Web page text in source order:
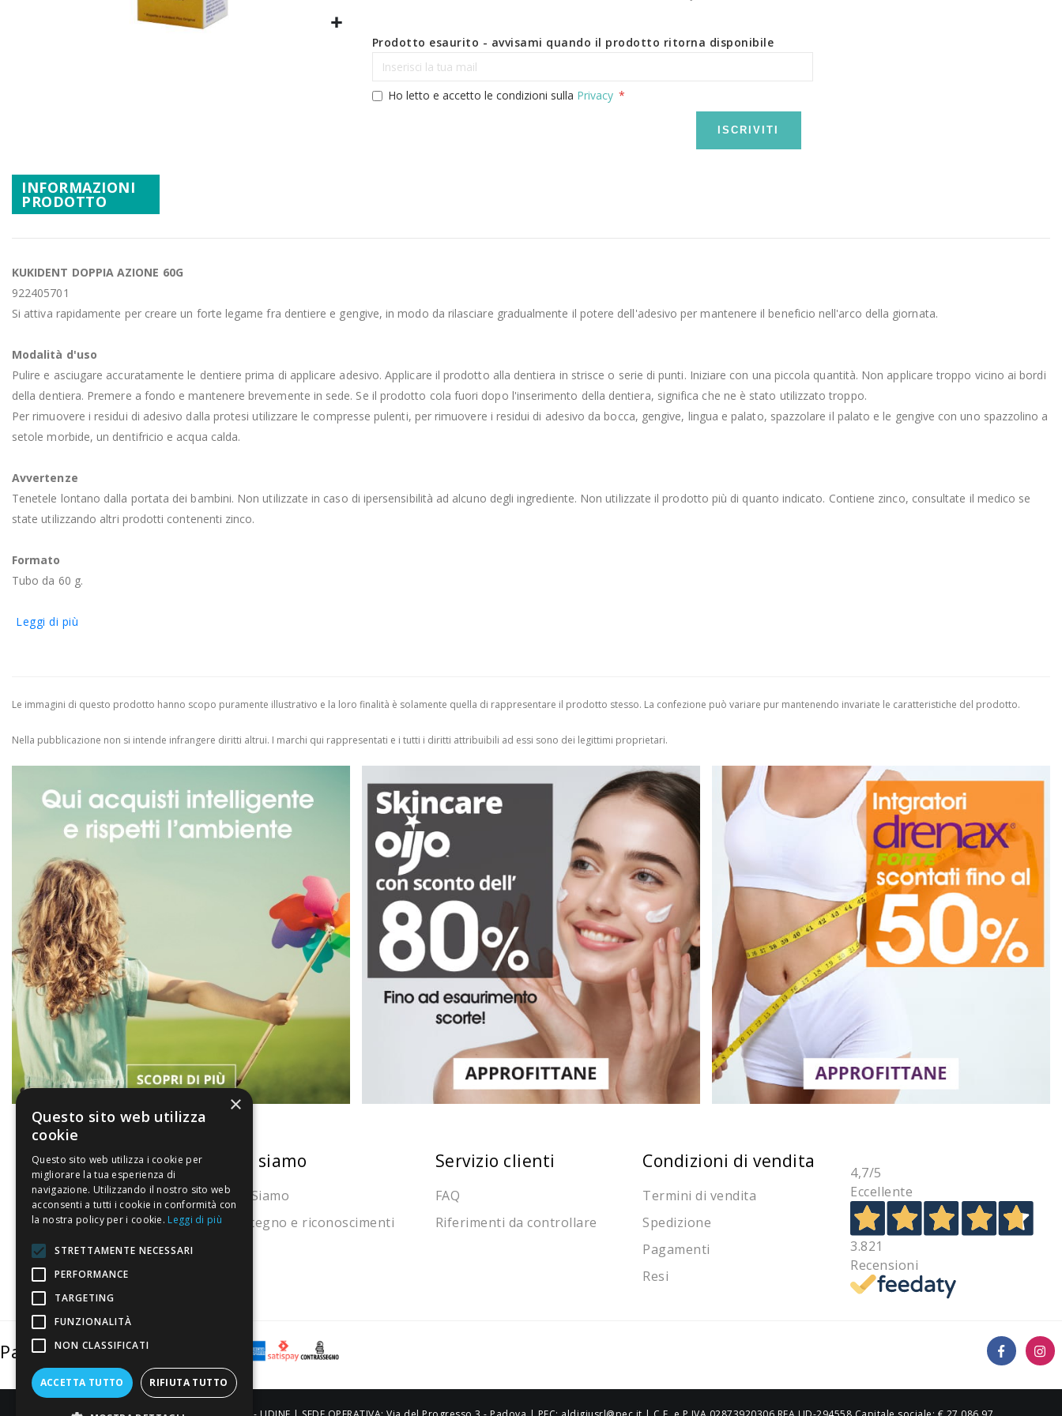
Promozioni
Prodotto esaurito - avvisami quando il prodotto ritorna disponibile
Ho letto e accetto le condizioni sulla Privacy
ISCRIVITI
INFORMAZIONI
PRODOTTO
KUKIDENT DOPPIA AZIONE 60G
922405701
Si attiva rapidamente per creare un forte legame fra dentiere e gengive, in modo da rilasciare gradualmente il potere dell'adesivo per mantenere il beneficio nell'arco della giornata.
Modalità d'uso
Pulire e asciugare accuratamente le dentiere prima di applicare adesivo. Applicare il prodotto alla dentiera in strisce o serie di punti. Iniziare con una piccola quantità. Non applicare troppo vicino ai bordi
della dentiera. Premere a fondo e mantenere brevemente in sede. Se il prodotto cola fuori dopo l'inserimento della dentiera, significa che ne è stato utilizzato troppo.
Per rimuovere i residui di adesivo dalla protesi utilizzare le compresse pulenti, per rimuovere i residui di adesivo da bocca, gengive, lingua e palato, spazzolare il palato e le gengive con uno spazzolino a
setole morbide, un dentifricio e acqua calda.
Avvertenze
Tenetele lontano dalla portata dei bambini. Non utilizzate in caso di ipersensibilità ad alcuno degli ingrediente. Non utilizzate il prodotto più di quanto indicato. Contiene zinco, consultate il medico se
state utilizzando altri prodotti contenenti zinco.
Formato
Tubo da 60 g.
Leggi di più
Le immagini di questo prodotto hanno scopo puramente illustrativo e la loro finalità è solamente quella di rappresentare il prodotto stesso. La confezione può variare pur mantenendo invariate le caratteristiche del prodotto.
Nella pubblicazione non si intende infrangere diritti altrui. I marchi qui rappresentati e i tutti i diritti attribuibili ad essi sono dei legittimi proprietari.
La nostra convenienza
Il risparmio che fa ambiente
Il nostro manifesto
Il blog
Perché fidarti
Vendi con noi
Chi siamo
Chi Siamo
Sostegno e riconoscimenti
Servizio clienti
FAQ
Riferimenti da controllare
Condizioni di vendita
Termini di vendita
Spedizione
Pagamenti
Resi
4,7/5
Eccellente
3.821
Recensioni
Pagamenti sicuri
×
Questo sito web utilizza
cookie
Questo sito web utilizza i cookie per
migliorare la tua esperienza di
navigazione. Utilizzando il nostro sito web
acconsenti a tutti i cookie in conformità con
la nostra policy per i cookie. Leggi di più
STRETTAMENTE NECESSARI
PERFORMANCE
TARGETING
FUNZIONALITÀ
NON CLASSIFICATI
ACCETTA TUTTO RIFIUTA TUTTO